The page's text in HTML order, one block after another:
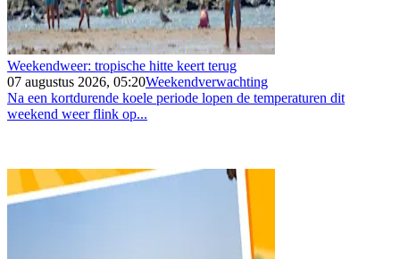
Weekendweer: tropische hitte keert terug
07 augustus 2026, 05:20Weekendverwachting
Na een kortdurende koele periode lopen de temperaturen dit
weekend weer flink op...